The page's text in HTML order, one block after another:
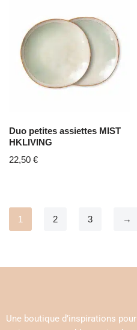
Duo petites assiettes MIST
HKLIVING
22,50 €
1 2 3 →
Une boutique d’inspirations